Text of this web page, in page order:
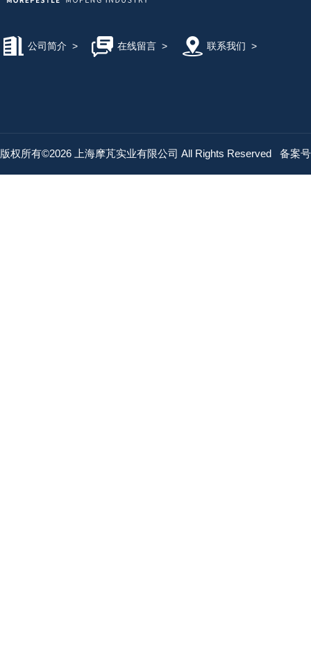
公司简介 > 在线留言> 联系我们 >
版权所有©2026 上海摩芃实业有限公司 All Rights Reserved 备案